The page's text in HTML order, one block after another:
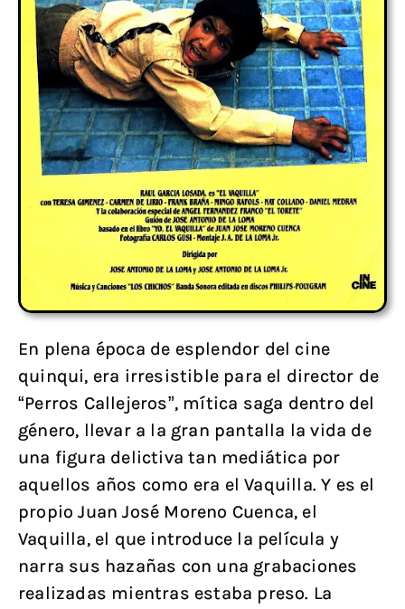
En plena época de esplendor del cine
quinqui, era irresistible para el director de
“Perros Callejeros”, mítica saga dentro del
género, llevar a la gran pantalla la vida de
una figura delictiva tan mediática por
aquellos años como era el Vaquilla. Y es el
propio Juan José Moreno Cuenca, el
Vaquilla, el que introduce la película y
narra sus hazañas con una grabaciones
realizadas mientras estaba preso. La